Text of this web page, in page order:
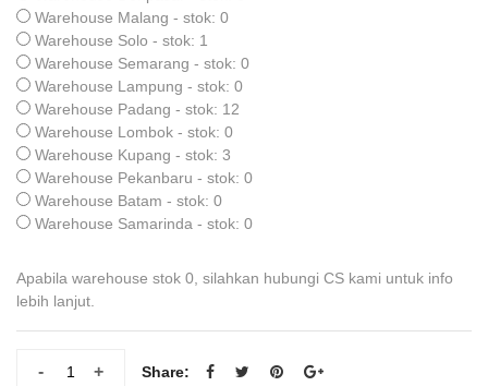
Warehouse Malang - stok: 0
Warehouse Solo - stok: 1
Warehouse Semarang - stok: 0
Warehouse Lampung - stok: 0
Warehouse Padang - stok: 12
Warehouse Lombok - stok: 0
Warehouse Kupang - stok: 3
Warehouse Pekanbaru - stok: 0
Warehouse Batam - stok: 0
Warehouse Samarinda - stok: 0
Apabila warehouse stok 0, silahkan hubungi CS kami untuk info
lebih lanjut.
+
- Share: